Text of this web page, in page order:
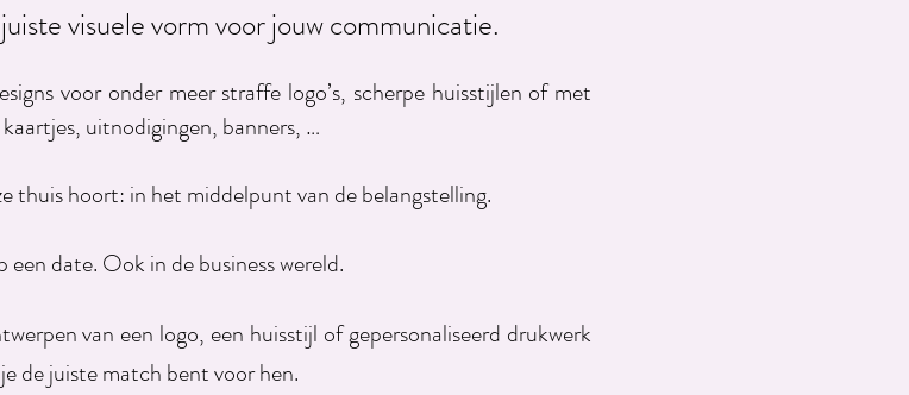
visuele vorm voor jouw communicatie.
voor onder meer straffe logo’s, scherpe huisstijlen of met
uitnodigingen, banners, …
thuis hoort: in het middelpunt van de belangstelling.
date. Ook in de business wereld.
van een logo, een huisstijl of gepersonaliseerd drukwerk
de juiste match bent voor hen.